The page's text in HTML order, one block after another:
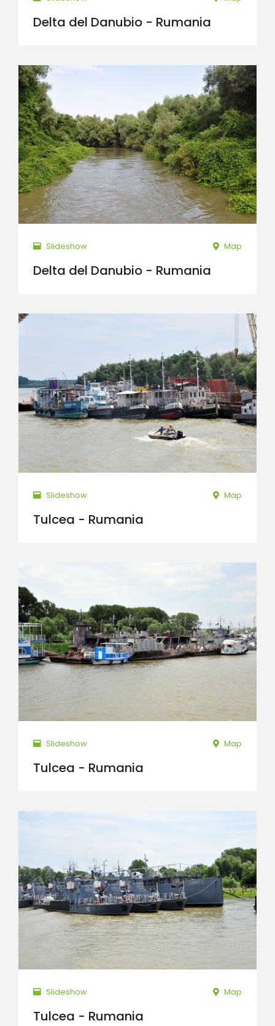
Delta del Danubio - Rumania
Slideshow Map
Delta del Danubio - Rumania
Slideshow Map
Tulcea - Rumania
Slideshow Map
Tulcea - Rumania
Slideshow Map
Tulcea - Rumania